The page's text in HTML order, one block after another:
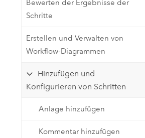
die Kartenerstellung und
räumliche Analyse
Alle Produkte
Bewerten der Ergebnisse der
Schritte
Erstellen und Verwalten von
Workflow-Diagrammen
Hinzufügen und
Konfigurieren von Schritten
Anlage hinzufügen
Kommentar hinzufügen